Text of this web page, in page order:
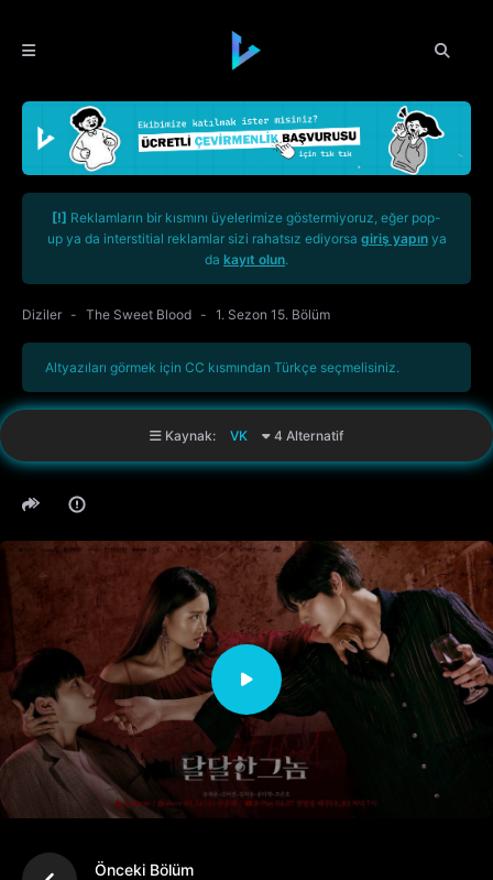
[!] Reklamların bir kısmını üyelerimize göstermiyoruz, eğer pop-
up ya da interstitial reklamlar sizi rahatsız ediyorsa giriş yapınya
da kayıt olun.
Diziler The Sweet Blood 1. Sezon 15. Bölüm
Altyazıları görmek için CC kısmından Türkçe seçmelisiniz.
Kaynak: VK 4 Alternatif
Önceki Bölüm